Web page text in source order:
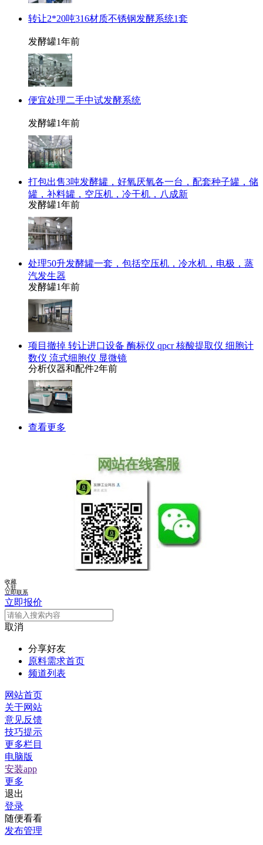
转让2*20吨316材质不锈钢发酵系统1套
发酵罐1年前
便宜处理二手中试发酵系统
发酵罐1年前
打包出售3吨发酵罐，好氧厌氧各一台，配套种子罐，储
罐，补料罐，空压机，冷干机，八成新
发酵罐1年前
处理50升发酵罐一套，包括空压机，冷水机，电极，蒸
汽发生器
发酵罐1年前
项目撤掉 转让进口设备 酶标仪 qpcr 核酸提取仪 细胞计
数仪 流式细胞仪 显微镜
分析仪器和配件2年前
查看更多
收藏
入驻
立即联系
立即报价
取消
分享好友
原料需求首页
频道列表
网站首页
关于网站
意见反馈
技巧提示
更多栏目
电脑版
安装app
更多
退出
登录
随便看看
发布管理